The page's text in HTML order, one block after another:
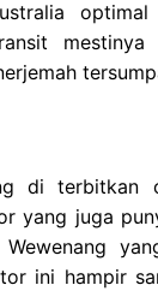
mestinya
di terbitkan
yang juga
ini hampir